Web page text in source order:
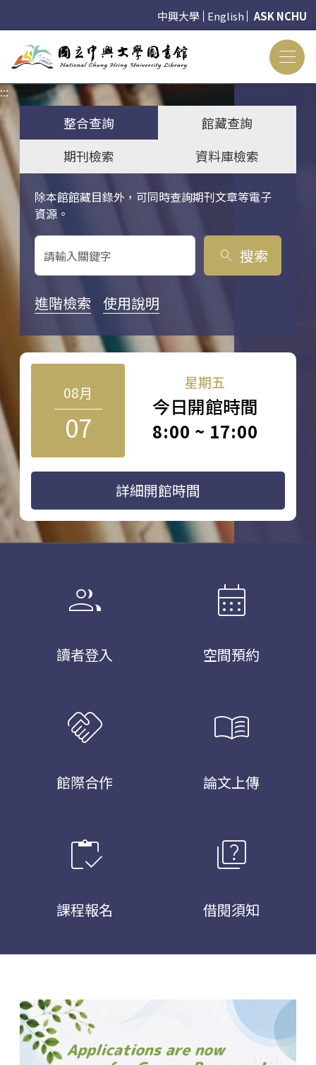
中興大學 English ASK NCHU
:::
整合查詢
館藏查詢
期刊檢索
資料庫檢索
除本館館藏目錄外，可同時查詢期刊文章等電子
資源。
關鍵字搜尋
search 搜索
進階檢索 使用說明
08月
07
星期五
今日開館時間
8:00 ~ 17:00
詳細開館時間
group
讀者登入
calendar_month
空間預約
handshake
館際合作
menu_book
論文上傳
inventory
課程報名
quiz
借閱須知